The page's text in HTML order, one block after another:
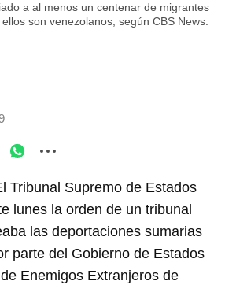
a al menos un centenar de migrantes
son venezolanos, según CBS News.
Tribunal Supremo de Estados
lunes la orden de un tribunal
las deportaciones sumarias
parte del Gobierno de Estados
Enemigos Extranjeros de